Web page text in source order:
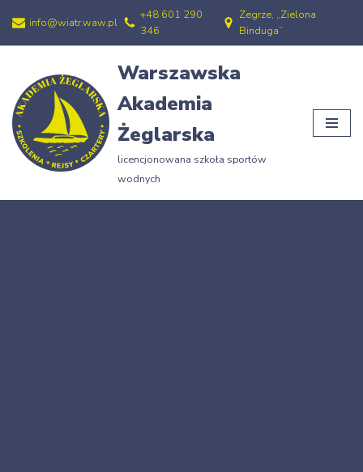
Przejdź
treści
info@wiatr.waw.pl
+48 601 290
346
Zegrze, „Zielona
Binduga”
Warszawska
Akademia
Żeglarska
licencjonowana szkoła sportów
wodnych